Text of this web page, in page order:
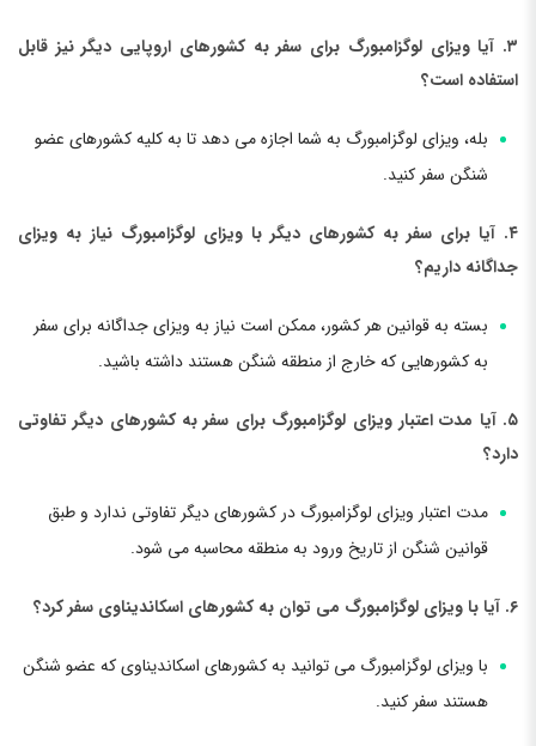
۳. آیا ویزای لوگزامبورگ برای سفر به کشورهای اروپایی دیگر نیز قابل
استفاده است؟
بله، ویزای لوگزامبورگ به شما اجازه می دهد تا به کلیه کشورهای عضو
شنگن سفر کنید.
۴. آیا برای سفر به کشورهای دیگر با ویزای لوگزامبورگ نیاز به ویزای
جداگانه داریم؟
بسته به قوانین هر کشور، ممکن است نیاز به ویزای جداگانه برای سفر
به کشورهایی که خارج از منطقه شنگن هستند داشته باشید.
۵. آیا مدت اعتبار ویزای لوگزامبورگ برای سفر به کشورهای دیگر تفاوتی
دارد؟
مدت اعتبار ویزای لوگزامبورگ در کشورهای دیگر تفاوتی ندارد و طبق
قوانین شنگن از تاریخ ورود به منطقه محاسبه می شود.
۶. آیا با ویزای لوگزامبورگ می توان به کشورهای اسکاندیناوی سفر کرد؟
با ویزای لوگزامبورگ می توانید به کشورهای اسکاندیناوی که عضو شنگن
هستند سفر کنید.